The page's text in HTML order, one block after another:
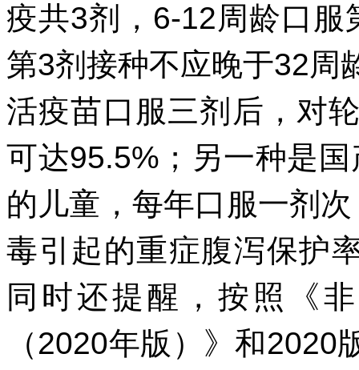
疫共3剂，6-12周龄口
第3剂接种不应晚于32周
活疫苗口服三剂后，对
可达95.5%；另一种是
的儿童，每年口服一剂
毒引起的重症腹泻保护
同时还提醒，按照《
（2020年版）》和